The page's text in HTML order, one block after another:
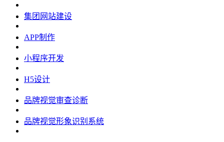
集团网站建设
APP制作
小程序开发
H5设计
品牌视觉审查诊断
品牌视觉形象识别系统